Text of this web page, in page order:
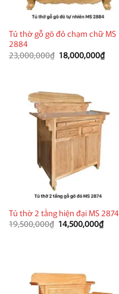
Tủ thờ gỗ gõ đỏ chạm chữ MS
2884
23,000,000₫ Giá
gốc
18,000,000₫Giá
hiện
Tủ thờ 2 tầng hiện đại MS 2874
19,500,000₫ Giá
gốc
14,500,000₫Giá
hiện